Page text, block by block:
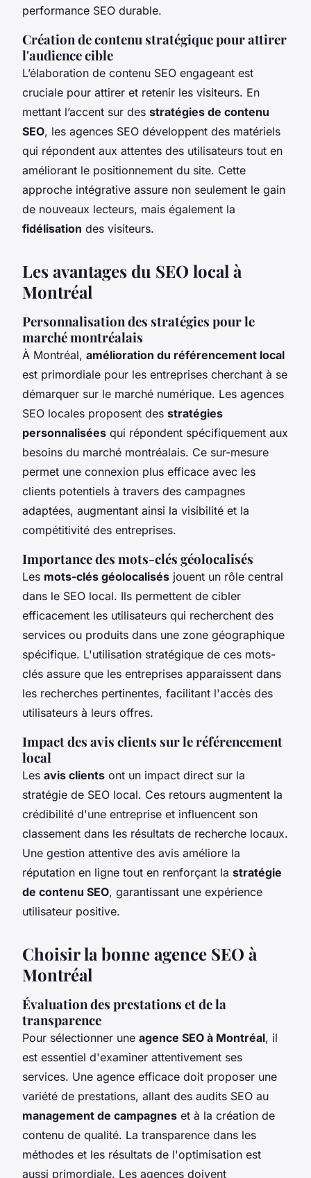
performance SEO durable.
Création de contenu stratégique pour attirer
l'audience cible
L’élaboration de contenu SEO engageant est
cruciale pour attirer et retenir les visiteurs. En
mettant l’accent sur des stratégies de contenu
SEO, les agences SEO développent des matériels
qui répondent aux attentes des utilisateurs tout en
améliorant le positionnement du site. Cette
approche intégrative assure non seulement le gain
de nouveaux lecteurs, mais également la
fidélisation des visiteurs.
Les avantages du SEO local à
Montréal
Personnalisation des stratégies pour le
marché montréalais
À Montréal, amélioration du référencement local
est primordiale pour les entreprises cherchant à se
démarquer sur le marché numérique. Les agences
SEO locales proposent des stratégies
personnalisées qui répondent spécifiquement aux
besoins du marché montréalais. Ce sur-mesure
permet une connexion plus efficace avec les
clients potentiels à travers des campagnes
adaptées, augmentant ainsi la visibilité et la
compétitivité des entreprises.
Importance des mots-clés géolocalisés
Les mots-clés géolocalisés jouent un rôle central
dans le SEO local. Ils permettent de cibler
efficacement les utilisateurs qui recherchent des
services ou produits dans une zone géographique
spécifique. L'utilisation stratégique de ces mots-
clés assure que les entreprises apparaissent dans
les recherches pertinentes, facilitant l'accès des
utilisateurs à leurs offres.
Impact des avis clients sur le référencement
local
Les avis clients ont un impact direct sur la
stratégie de SEO local. Ces retours augmentent la
crédibilité d'une entreprise et influencent son
classement dans les résultats de recherche locaux.
Une gestion attentive des avis améliore la
réputation en ligne tout en renforçant la stratégie
de contenu SEO, garantissant une expérience
utilisateur positive.
Choisir la bonne agence SEO à
Montréal
Évaluation des prestations et de la
transparence
Pour sélectionner une agence SEO à Montréal, il
est essentiel d'examiner attentivement ses
services. Une agence efficace doit proposer une
variété de prestations, allant des audits SEO au
management de campagnes et à la création de
contenu de qualité. La transparence dans les
méthodes et les résultats de l'optimisation est
aussi primordiale. Les agences doivent